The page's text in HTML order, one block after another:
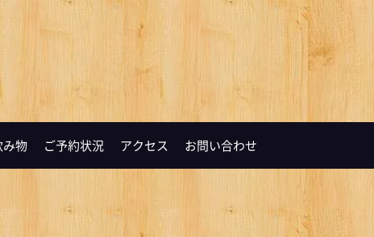
物 ご予約状況 アクセス お問い合わせ